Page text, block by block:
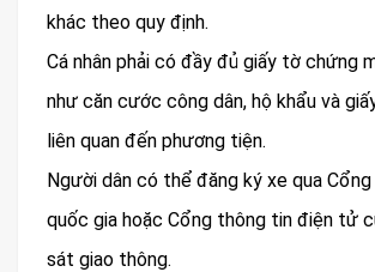
khác theo quy định.
Cá nhân phải có đầy đủ giấy tờ chứng
như căn cước công dân, hộ khẩu và
liên quan đến phương tiện.
Người dân có thể đăng ký xe qua
quốc gia hoặc Cổng thông tin điện tử
sát giao thông.